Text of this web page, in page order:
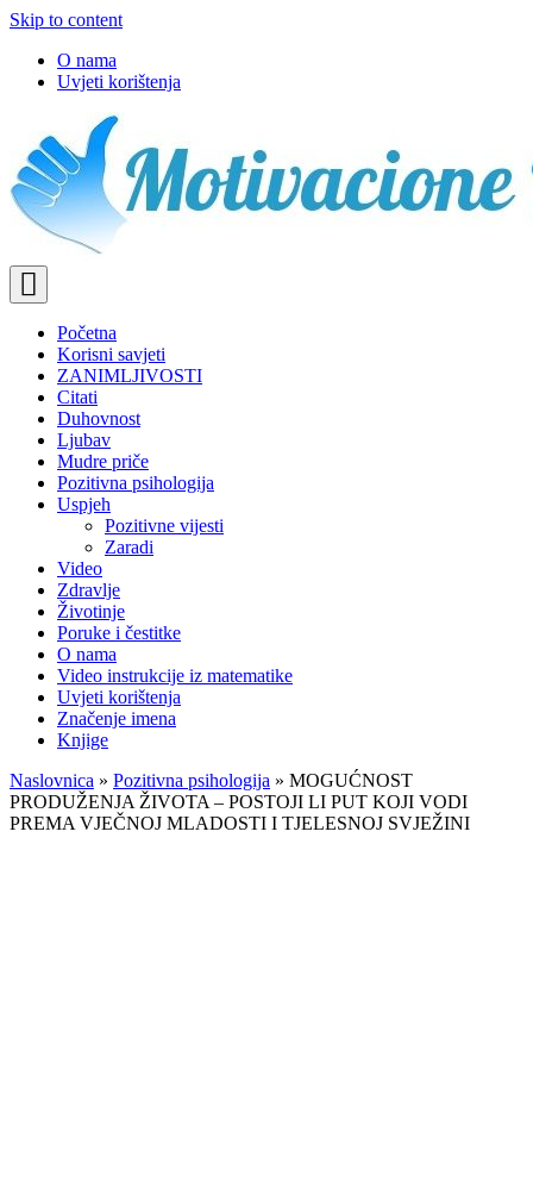
Skip to content
O nama
Uvjeti korištenja
Motivacione Priče
Mudre priče o životu i poučne priče o životu
Početna
Korisni savjeti
ZANIMLJIVOSTI
Citati
Duhovnost
Ljubav
Mudre priče
Pozitivna psihologija
Uspjeh
Pozitivne vijesti
Zaradi
Video
Zdravlje
Životinje
Poruke i čestitke
O nama
Video instrukcije iz matematike
Uvjeti korištenja
Značenje imena
Knjige
Naslovnica » Pozitivna psihologija » MOGUĆNOST
PRODUŽENJA ŽIVOTA – POSTOJI LI PUT KOJI VODI
PREMA VJEČNOJ MLADOSTI I TJELESNOJ SVJEŽINI